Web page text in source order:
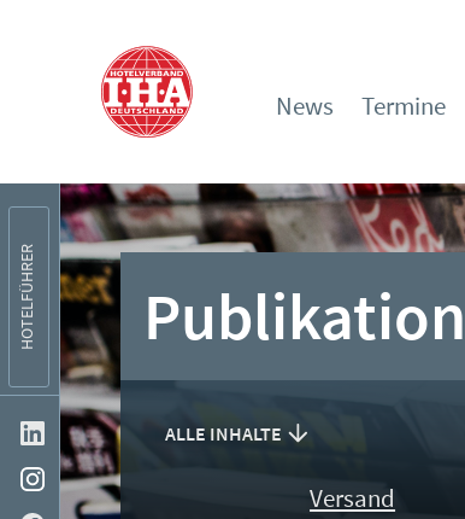
News Termine
HOTELFÜHRER
ALLE INHALTE
Versand